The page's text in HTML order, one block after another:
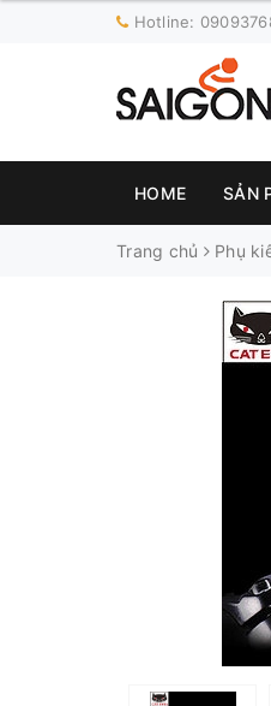
Hotline:
HOME SẢN
Trang chủ Phụ